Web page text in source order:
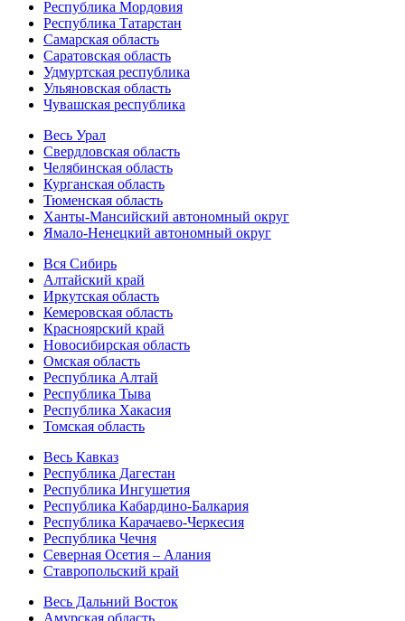
Республика Мордовия
Республика Татарстан
Самарская область
Саратовская область
Удмуртская республика
Ульяновская область
Чувашская республика
Весь Урал
Свердловская область
Челябинская область
Курганская область
Тюменская область
Ханты-Мансийский автономный округ
Ямало-Ненецкий автономный округ
Вся Сибирь
Алтайский край
Иркутская область
Кемеровская область
Красноярский край
Новосибирская область
Омская область
Республика Алтай
Республика Тыва
Республика Хакасия
Томская область
Весь Кавказ
Республика Дагестан
Республика Ингушетия
Республика Кабардино-Балкария
Республика Карачаево-Черкесия
Республика Чечня
Северная Осетия – Алания
Ставропольский край
Весь Дальний Восток
Амурская область